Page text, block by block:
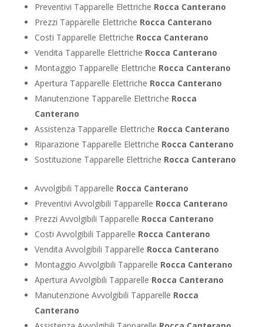
Preventivi Tapparelle Elettriche Rocca Canterano
Prezzi Tapparelle Elettriche Rocca Canterano
Costi Tapparelle Elettriche Rocca Canterano
Vendita Tapparelle Elettriche Rocca Canterano
Montaggio Tapparelle Elettriche Rocca Canterano
Apertura Tapparelle Elettriche Rocca Canterano
Manutenzione Tapparelle Elettriche Rocca
Canterano
Assistenza Tapparelle Elettriche Rocca Canterano
Riparazione Tapparelle Elettriche Rocca Canterano
Sostituzione Tapparelle Elettriche Rocca Canterano
Avvolgibili Tapparelle Rocca Canterano
Preventivi Avvolgibili Tapparelle Rocca Canterano
Prezzi Avvolgibili Tapparelle Rocca Canterano
Costi Avvolgibili Tapparelle Rocca Canterano
Vendita Avvolgibili Tapparelle Rocca Canterano
Montaggio Avvolgibili Tapparelle Rocca Canterano
Apertura Avvolgibili Tapparelle Rocca Canterano
Manutenzione Avvolgibili Tapparelle Rocca
Canterano